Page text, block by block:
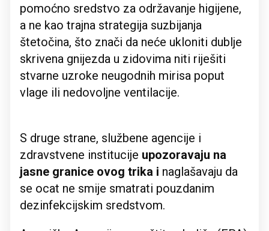
pomoćno sredstvo za održavanje higijene,
a ne kao trajna strategija suzbijanja
štetočina, što znači da neće ukloniti dublje
skrivena gnijezda u zidovima niti riješiti
stvarne uzroke neugodnih mirisa poput
vlage ili nedovoljne ventilacije.
S druge strane, službene agencije i
zdravstvene institucije upozoravaju na
jasne granice ovog trika i naglašavaju da
se ocat ne smije smatrati pouzdanim
dezinfekcijskim sredstvom.